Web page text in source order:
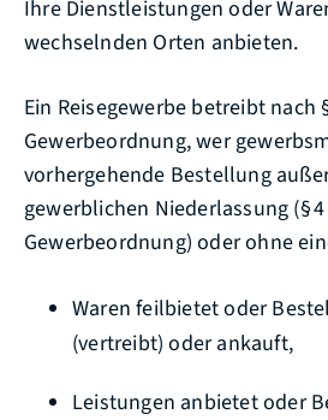
Ihre Dienstleistungen oder
wechselnden Orten anbieten.
Ein Reisegewerbe betreibt nach
Gewerbeordnung, wer
vorhergehende Bestellung
gewerblichen Niederlassung (§
Gewerbeordnung) oder ohne
Waren feilbietet oder
(vertreibt) oder ankauft,
Leistungen anbietet oder